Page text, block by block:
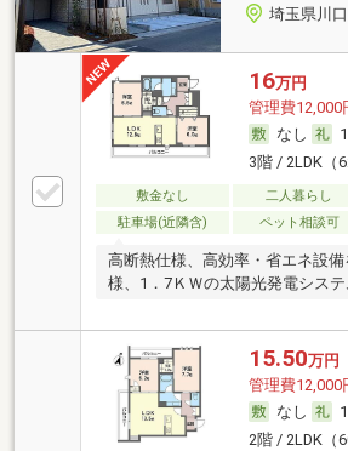
埼玉県川
16万円
管理費12,000
なし
3階 / 2LDK（
敷金なし 二人暮らし
駐車場(近隣含)
ペット相談可
高断熱仕様、高効率・省エネ設
様、1．7ＫＷの太陽光発電システ
15.50万円
管理費12,000
なし
2階 / 2LDK（